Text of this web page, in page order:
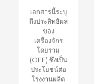
เอกสารนี้ระบุ
ถึงประสิทธิผล
ของ
เครื่องจักร
โดยรวม
(OEE) ซึ่งเป็น
ประโยชน์ต่อ
โรงงานผลิต